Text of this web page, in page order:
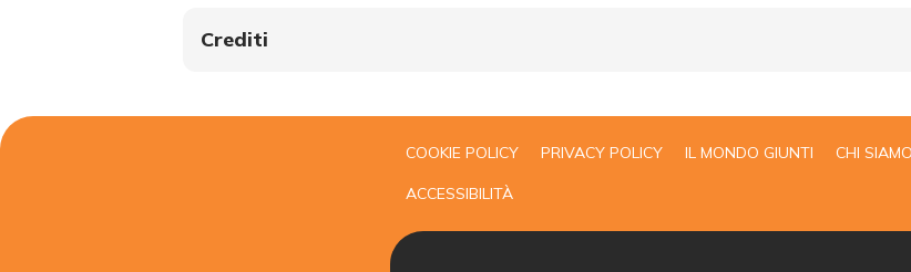
Crediti
COOKIE POLICY PRIVACY POLICY IL MONDO GIUNTI CHI SIAMO
ACCESSIBILITÀ